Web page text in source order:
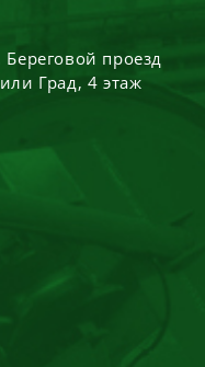
Береговой проезд
Град, 4 этаж